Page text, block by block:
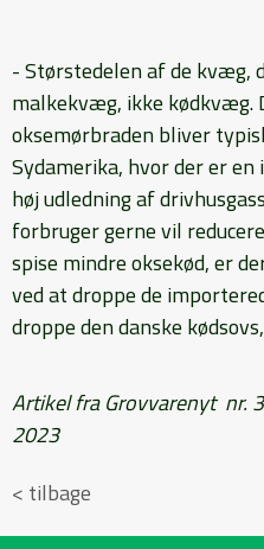
- Størstedelen af de kvæg,
malkekvæg, ikke kødkvæg.
oksemørbraden bliver
Sydamerika, hvor der er
høj udledning af
forbruger gerne vil
spise mindre oksekød, er
ved at droppe de
droppe den danske
Artikel fra Grovvarenyt nr.
2023
< tilbage